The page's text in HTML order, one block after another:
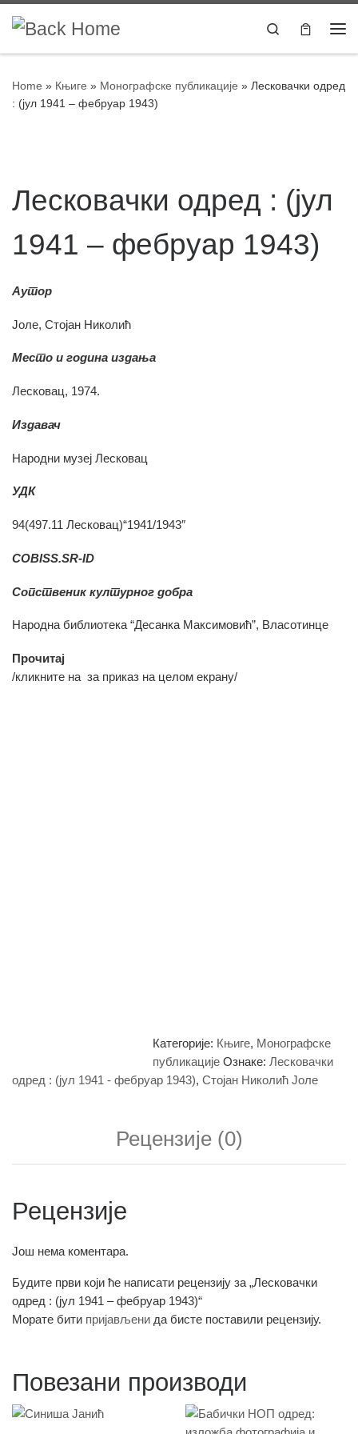
Skip to content Search
Home » Књиге » Монографске публикације » Лесковачки одред
: (јул 1941 – фебруар 1943)
Лесковачки одред : (јул
1941 – фебруар 1943)
Аутор
Јоле, Стојан Николић
Место и година издања
Лесковац, 1974.
Издавач
Народни музеј Лесковац
УДК
94(497.11 Лесковац)“1941/1943″
COBISS.SR-ID
Сопственик културног добра
Народна библиотека “Десанка Максимовић”, Власотинце
Прочитај
/кликните на за приказ на целом екрану/
Категорије: Књиге, Монографске
публикације Ознаке:Лесковачки
одред : (јул 1941 - фебруар 1943), Стојан Николић Јоле
Рецензије (0)
Рецензије
Још нема коментара.
Будите први који ће написати рецензију за „Лесковачки
одред : (јул 1941 – фебруар 1943)“
Морате бити пријављени да бисте поставили рецензију.
Повезани производи